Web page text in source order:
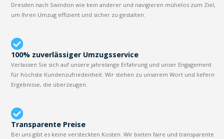
Dresden nach Swindon wie kein anderer und navigieren mühelos zum Ziel,
um Ihren Umzug effizient und sicher zu gestalten.
100% zuverlässiger Umzugsservice
Verlassen Sie sich auf unsere jahrelange Erfahrung und unser Engagement
für höchste Kundenzufriedenheit. Wir stehen zu unserem Wort und liefern
Ergebnisse, die überzeugen.
Transparente Preise
Bei uns gibt es keine versteckten Kosten. Wir bieten faire und transparente